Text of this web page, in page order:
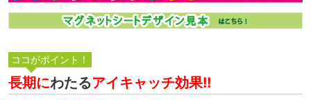
長期にわたるアイキャッチ効果!!